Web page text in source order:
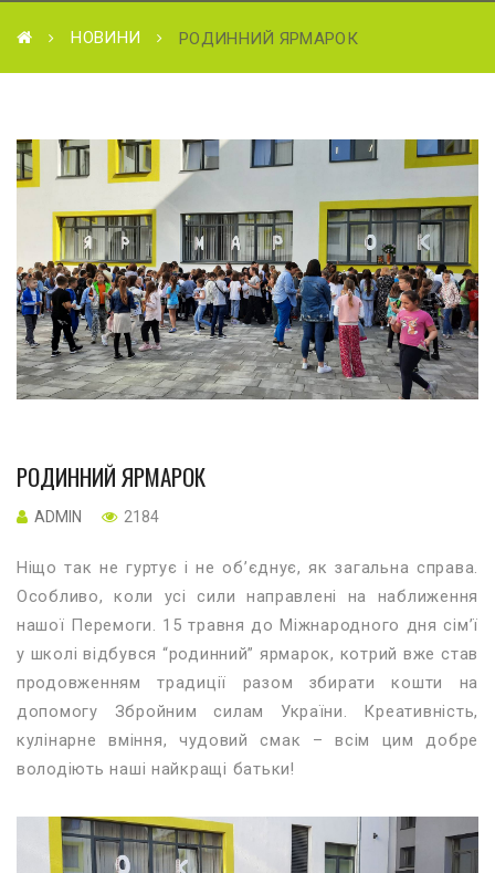
НОВИНИ РОДИННИЙ ЯРМАРОК
РОДИННИЙ ЯРМАРОК
ADMIN 2184
Ніщо так не гуртує і не об’єднує, як загальна справа.
Особливо, коли усі сили направлені на наближення
нашої Перемоги. 15 травня до Міжнародного дня сім’ї
у школі відбувся “родинний” ярмарок, котрий вже став
продовженням традиції разом збирати кошти на
допомогу Збройним силам України. Креативність,
кулінарне вміння, чудовий смак – всім цим добре
володіють наші найкращі батьки!